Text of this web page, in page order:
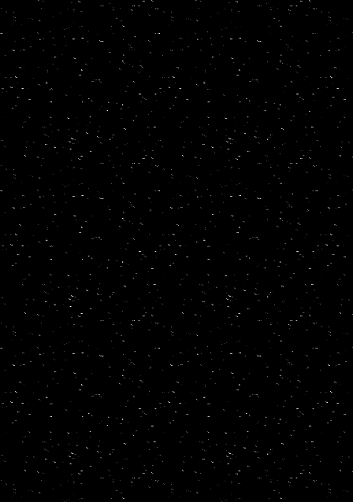
Ich habe die Reportage
http://www.ecoglobe.ch/
Siehe auch http://
http://terresacree.org/#null
Gruss ... Helmut